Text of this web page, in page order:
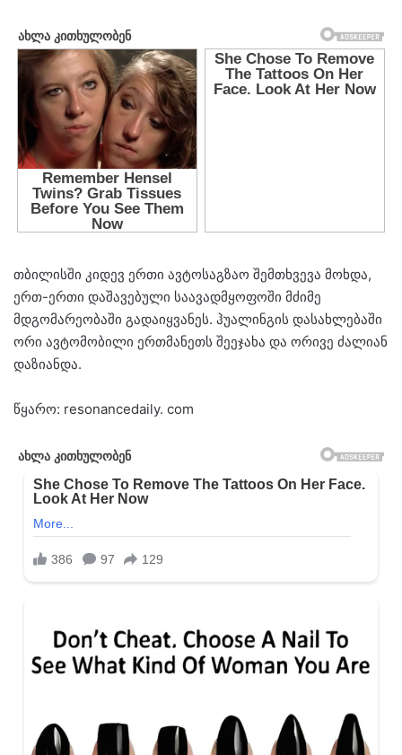
თბილისში კიდევ ერთი ავტოსაგზაო შემთხვევა მოხდა,
ერთ-ერთი დაშავებული საავადმყოფოში მძიმე
მდგომარეობაში გადაიყვანეს. ჰუალინგის დასახლებაში
ორი ავტომობილი ერთმანეთს შეეჯახა და ორივე ძალიან
დაზიანდა.
წყარო: resonancedaily. com